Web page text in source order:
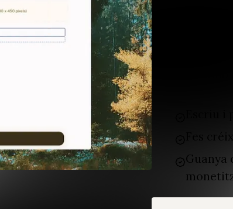
publicació
Però altres
manera més
Escriu
Fes
Guanya